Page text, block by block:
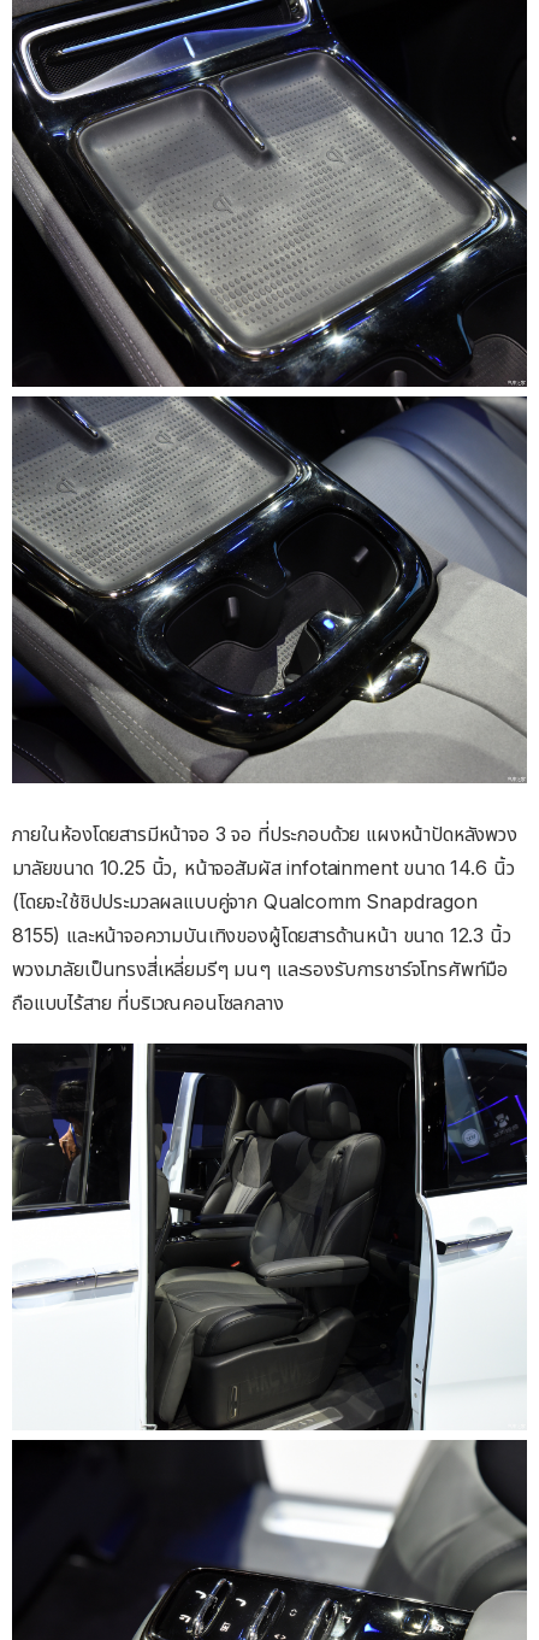
ภายในห้องโดยสารมีหน้าจอ 3 จอ ที่ประกอบด้วย แผงหน้าปัดหลังพวง
มาลัยขนาด 10.25 นิ้ว, หน้าจอสัมผัส infotainment ขนาด 14.6 นิ้ว
(โดยจะใช้ชิปประมวลผลแบบคู่จาก Qualcomm Snapdragon
8155) และหน้าจอความบันเทิงของผู้โดยสารด้านหน้า ขนาด 12.3 นิ้ว
พวงมาลัยเป็นทรงสี่เหลี่ยมรีๆ มนๆ และรองรับการชาร์จโทรศัพท์มือ
ถือแบบไร้สาย ที่บริเวณคอนโซลกลาง